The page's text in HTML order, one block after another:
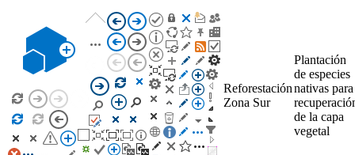
Reforestación
Zona Sur
​​Plantación
de especies
nativas para
de la capa
vegetal​